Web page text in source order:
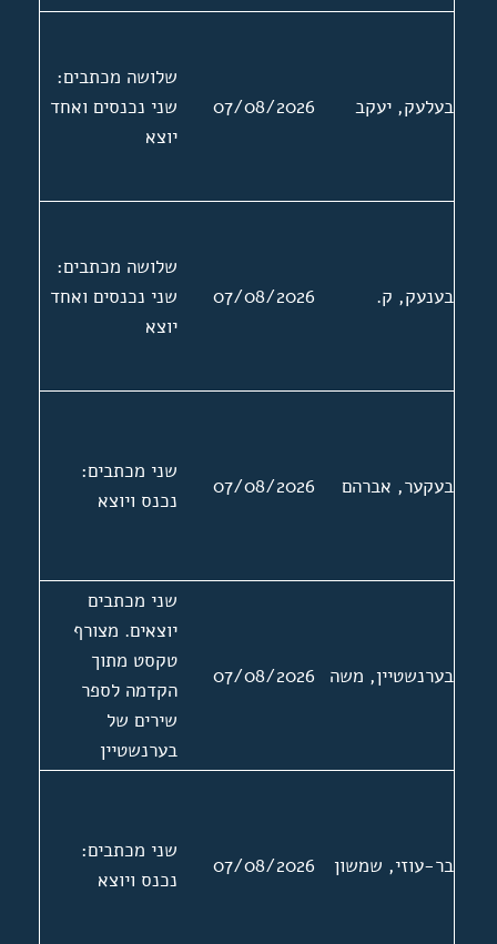
בעלעק, יעקב 07/08/2026
שלושה מכתבים:
שני נכנסים ואחד
יוצא
בענעק, ק. 07/08/2026
שלושה מכתבים:
שני נכנסים ואחד
יוצא
בעקער, אברהם 07/08/2026
שני מכתבים:
נכנס ויוצא
בערנשטיין, משה 07/08/2026
שני מכתבים
יוצאים. מצורף
טקסט מתוך
הקדמה לספר
שירים של
בערנשטיין
בר-עוזי, שמשון 07/08/2026
שני מכתבים:
נכנס ויוצא